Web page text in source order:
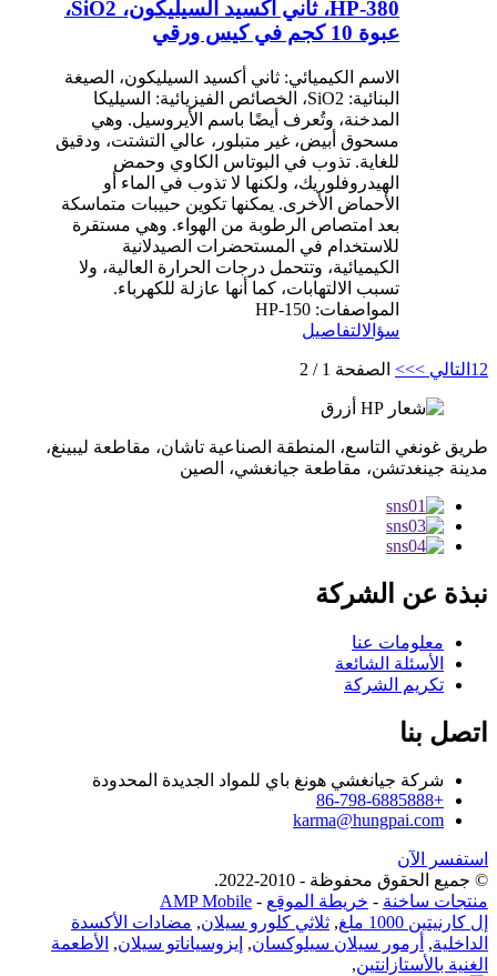
HP-380، ثاني أكسيد السيليكون، SiO2،
عبوة 10 كجم في كيس ورقي
الاسم الكيميائي: ثاني أكسيد السيليكون، الصيغة
البنائية: SiO2، الخصائص الفيزيائية: السيليكا
المدخنة، وتُعرف أيضًا باسم الأيروسيل. وهي
مسحوق أبيض، غير متبلور، عالي التشتت، ودقيق
للغاية. تذوب في البوتاس الكاوي وحمض
الهيدروفلوريك، ولكنها لا تذوب في الماء أو
الأحماض الأخرى. يمكنها تكوين حبيبات متماسكة
بعد امتصاص الرطوبة من الهواء. وهي مستقرة
للاستخدام في المستحضرات الصيدلانية
الكيميائية، وتتحمل درجات الحرارة العالية، ولا
تسبب الالتهابات، كما أنها عازلة للكهرباء.
المواصفات: HP-150
سؤالالتفاصيل
1 2 التالي >>> الصفحة 1 / 2
طريق غونغي التاسع، المنطقة الصناعية تاشان، مقاطعة ليبينغ،
مدينة جينغدتشن، مقاطعة جيانغشي، الصين
نبذة عن الشركة
معلومات عنا
الأسئلة الشائعة
تكريم الشركة
اتصل بنا
شركة جيانغشي هونغ باي للمواد الجديدة المحدودة
+86-798-6885888
karma@hungpai.com
استفسر الآن
© جميع الحقوق محفوظة - 2010-2022.
منتجات ساخنة - خريطة الموقع -
AMP Mobile
إل كارنيتين 1000 ملغ
, ثلاثي كلورو سيلان, مضادات الأكسدة
الداخلية, أرمور سيلان سيلوكسان, إيزوسياناتو سيلان, الأطعمة
الغنية بالأستازانتين,